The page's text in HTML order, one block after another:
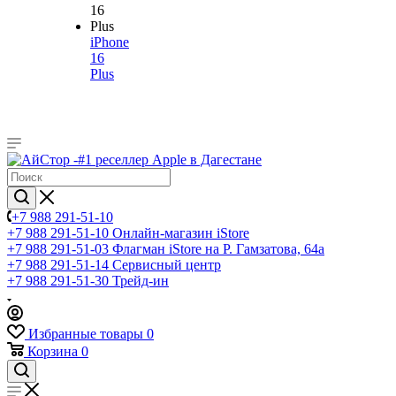
iPhone
16
Plus
+7 988 291-51-10
+7 988 291-51-10 Онлайн-магазин iStore
+7 988 291-51-03 Флагман iStore на Р. Гамзатова, 64а
+7 988 291-51-14 Сервисный центр
+7 988 291-51-30 Трейд-ин
Избранные товары 0
Корзина 0